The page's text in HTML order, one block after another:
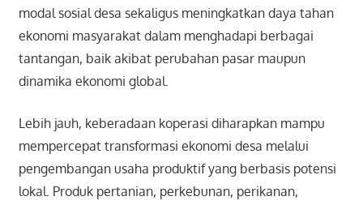
modal sosial desa sekaligus meningkatkan daya tahan
ekonomi masyarakat dalam menghadapi berbagai
tantangan, baik akibat perubahan pasar maupun
dinamika ekonomi global.
Lebih jauh, keberadaan koperasi diharapkan mampu
mempercepat transformasi ekonomi desa melalui
pengembangan usaha produktif yang berbasis potensi
lokal. Produk pertanian, perkebunan, perikanan,